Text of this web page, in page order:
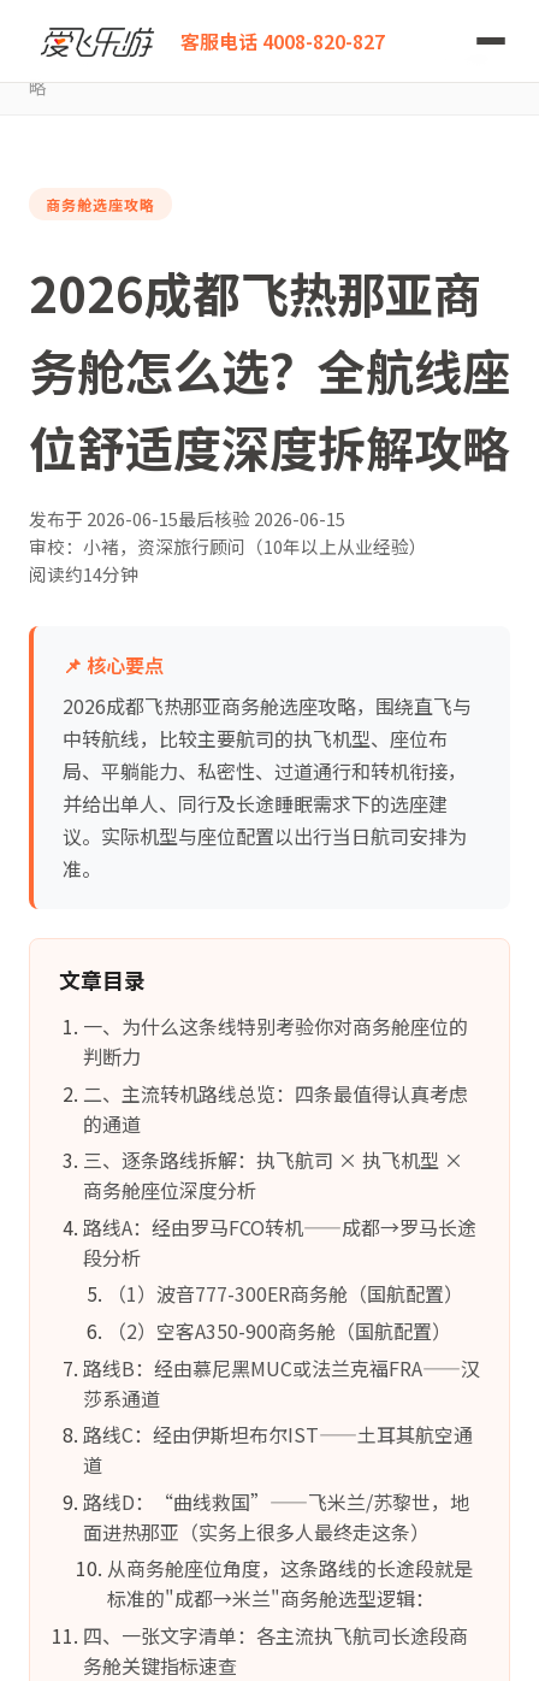
客服电话 4008-820-827
爱飞乐游
2026成都飞热那亚商务舱怎么选？全航线座位舒适度深度拆解攻
略
商务舱选座攻略
2026成都飞热那亚商
务舱怎么选？全航线座
位舒适度深度拆解攻略
发布于 2026-06-15最后核验2026-06-15
审校：小褚，资深旅行顾问（10年以上从业经验）
阅读约14分钟
📌 核心要点
2026成都飞热那亚商务舱选座攻略，围绕直飞与
中转航线，比较主要航司的执飞机型、座位布
局、平躺能力、私密性、过道通行和转机衔接，
并给出单人、同行及长途睡眠需求下的选座建
议。实际机型与座位配置以出行当日航司安排为
准。
文章目录
一、为什么这条线特别考验你对商务舱座位的
判断力
二、主流转机路线总览：四条最值得认真考虑
的通道
三、逐条路线拆解：执飞航司 × 执飞机型 ×
商务舱座位深度分析
路线A：经由罗马FCO转机——成都→罗马长途
段分析
（1）波音777-300ER商务舱（国航配置）
（2）空客A350-900商务舱（国航配置）
路线B：经由慕尼黑MUC或法兰克福FRA——汉
莎系通道
路线C：经由伊斯坦布尔IST——土耳其航空通
道
路线D：“曲线救国”——飞米兰/苏黎世，地
面进热那亚（实务上很多人最终走这条）
从商务舱座位角度，这条路线的长途段就是
标准的"成都→米兰"商务舱选型逻辑：
四、一张文字清单：各主流执飞航司长途段商
务舱关键指标速查